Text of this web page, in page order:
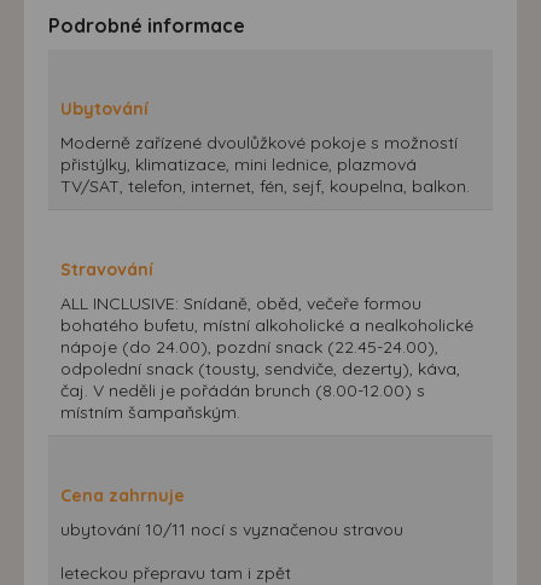
Podrobné informace
Ubytování
Moderně zařízené dvoulůžkové pokoje s možností
přistýlky, klimatizace, mini lednice, plazmová
TV/SAT, telefon, internet, fén, sejf, koupelna, balkon.
Stravování
ALL INCLUSIVE: Snídaně, oběd, večeře formou
bohatého bufetu, místní alkoholické a nealkoholické
nápoje (do 24.00), pozdní snack (22.45-24.00),
odpolední snack (tousty, sendviče, dezerty), káva,
čaj. V neděli je pořádán brunch (8.00-12.00) s
místním šampaňským.
Cena zahrnuje
ubytování 10/11 nocí s vyznačenou stravou
leteckou přepravu tam i zpět